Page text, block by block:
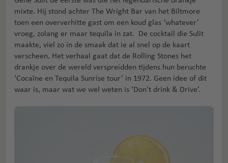
mixte. Hij stond achter The Wright Bar van het Biltmore
toen een oververhitte gast om een koud glas ‘whatever’
vroeg, zolang er maar tequila in zat. De cocktail die Sulit
maakte, viel zo in de smaak dat ie al snel op de kaart
verscheen. Het verhaal gaat dat de Rolling Stones het
drankje over de wereld verspreidden tijdens hun beruchte
‘Cocaïne en Tequila Sunrise tour’ in 1972. Geen idee of dit
waar is, maar wat we wel weten is ‘Don’t drink & Drive’.